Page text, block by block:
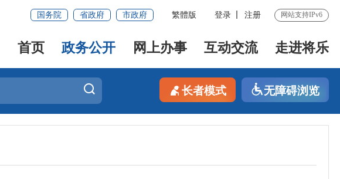
国务院 省政府 市政府 繁體版 登录 注册 网站支持IPv6
首页 政务公开 网上办事 互动交流 走进将乐
长者模式 无障碍浏览